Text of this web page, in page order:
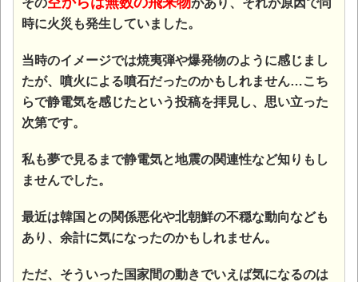
時に火災も発生していました。
当時のイメージでは焼夷弾や爆発物のように感じまし
たが、噴火による噴石だったのかもしれません…こち
らで静電気を感じたという投稿を拝見し、思い立った
次第です。
私も夢で見るまで静電気と地震の関連性など知りもし
ませんでした。
最近は韓国との関係悪化や北朝鮮の不穏な動向なども
あり、余計に気になったのかもしれません。
ただ、そういった国家間の動きでいえば気になるのは